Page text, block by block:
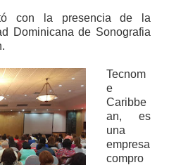
con la presencia de la
Dominicana de Sonografia
Tecnom
e
Caribbe
an, es
una
empresa
compro